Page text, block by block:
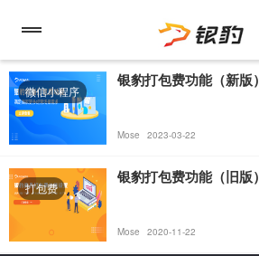
微信小程序
银豹打包费功能（新版）
Mose 2023-03-22
打包费
银豹打包费功能（旧版）
Mose 2020-11-22